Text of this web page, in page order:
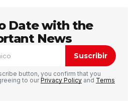
correo electrónico no será
obligatorios están
Date with the
News
Suscribir
button, you confirm that you
to ourPrivacy Policy and Terms